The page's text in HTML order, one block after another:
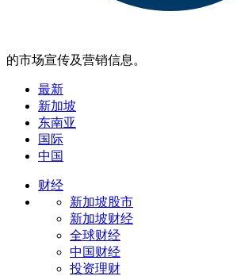
的市场宣传及营销信息。
最新
新加坡
东南亚
国际
中国
财经
新加坡股市
新加坡财经
全球财经
中国财经
投资理财